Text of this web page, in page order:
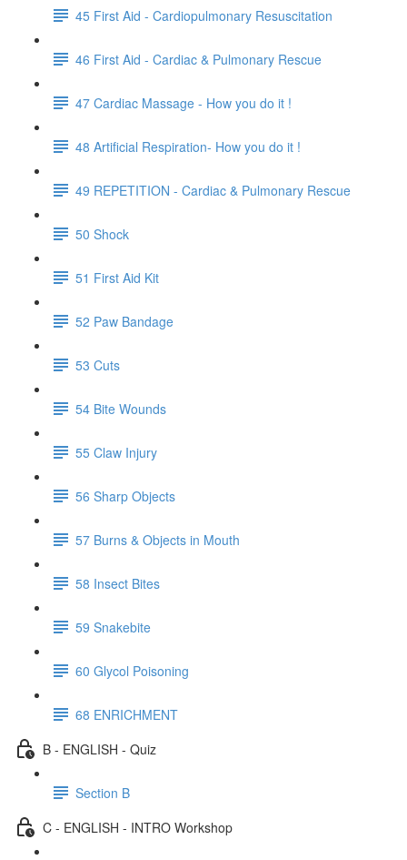
45 First Aid - Cardiopulmonary Resuscitation
46 First Aid - Cardiac & Pulmonary Rescue
47 Cardiac Massage - How you do it !
48 Artificial Respiration- How you do it !
49 REPETITION - Cardiac & Pulmonary Rescue
50 Shock
51 First Aid Kit
52 Paw Bandage
53 Cuts
54 Bite Wounds
55 Claw Injury
56 Sharp Objects
57 Burns & Objects in Mouth
58 Insect Bites
59 Snakebite
60 Glycol Poisoning
68 ENRICHMENT
B - ENGLISH - Quiz
Section B
C - ENGLISH - INTRO Workshop